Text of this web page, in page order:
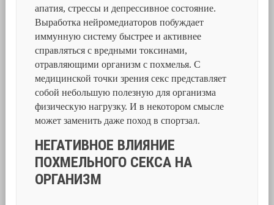
апатия, стрессы и депрессивное состояние.
Выработка нейромедиаторов побуждает
иммунную систему быстрее и активнее
справляться с вредными токсинами,
отравляющими организм с похмелья. С
медицинской точки зрения секс представляет
собой небольшую полезную для организма
физическую нагрузку. И в некотором смысле
может заменить даже поход в спортзал.
НЕГАТИВНОЕ ВЛИЯНИЕ
ПОХМЕЛЬНОГО СЕКСА НА
ОРГАНИЗМ